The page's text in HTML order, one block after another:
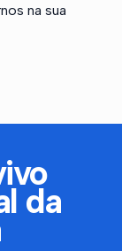
na sua
da